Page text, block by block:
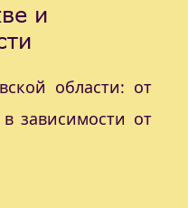
и
области: от
зависимости от